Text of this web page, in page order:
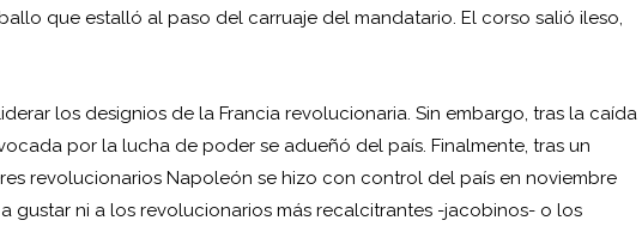
que estalló al paso del carruaje del mandatario. El corso salió ileso,
los designios de la Francia revolucionaria. Sin embargo, tras la caída
por la lucha de poder se adueñó del país. Finalmente, tras un
revolucionarios Napoleón se hizo con control del país en noviembre
gustar ni a los revolucionarios más recalcitrantes -jacobinos- o los